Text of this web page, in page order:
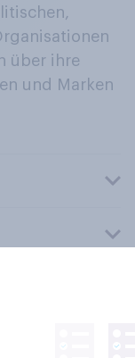
über ihre
und Marken
vorbehalten.